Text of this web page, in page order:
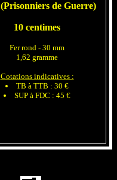
de Guerre)
10 centimes
Fer rond - 30 mm
1,62 gramme
Cotations indicatives :
TB à TTB : 30 €
SUP à FDC : 45 €